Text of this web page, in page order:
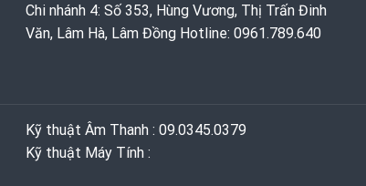
Chi nhánh 4: Số 353, Hùng Vương, Thị Trấn Đinh
Văn, Lâm Hà, Lâm Đồng Hotline: 0961.789.640
Kỹ thuật Âm Thanh : 09.0345.0379
Kỹ thuật Máy Tính :